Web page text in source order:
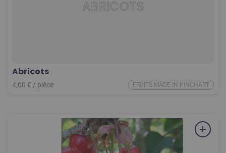
ABRICOTS
Abricots
4,00 € / pièce FRUITS MADE IN PINCHART